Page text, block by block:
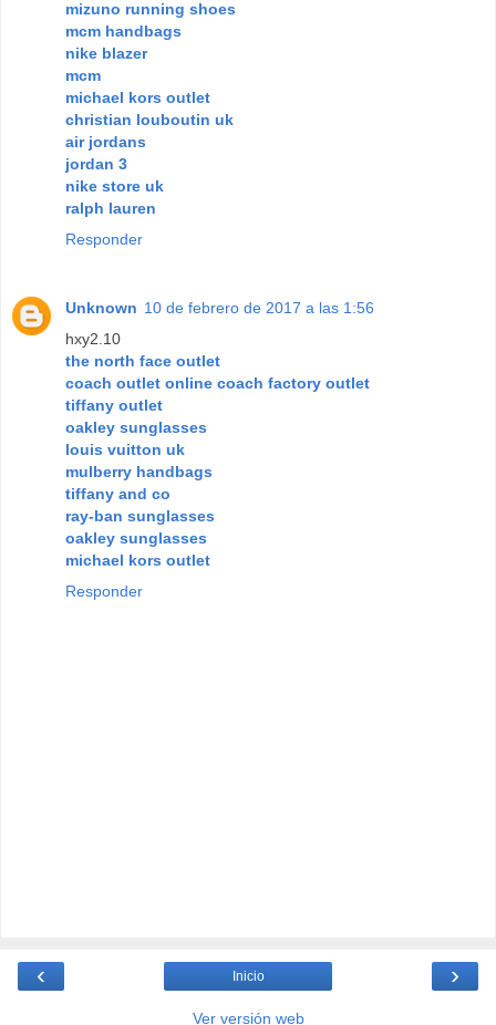
mizuno running shoes
mcm handbags
nike blazer
mcm
michael kors outlet
christian louboutin uk
air jordans
jordan 3
nike store uk
ralph lauren
Responder
Unknown 10 de febrero de 2017 a las 1:56
hxy2.10
the north face outlet
coach outlet online coach factory outlet
tiffany outlet
oakley sunglasses
louis vuitton uk
mulberry handbags
tiffany and co
ray-ban sunglasses
oakley sunglasses
michael kors outlet
Responder
‹ ›
Inicio
Ver versión web